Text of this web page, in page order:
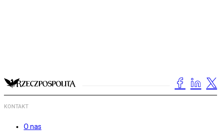
KONTAKT
O nas